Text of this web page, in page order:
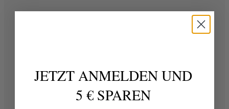
JETZT ANMELDEN UND
5 € SPAREN